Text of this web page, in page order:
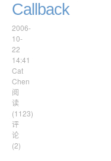
Callback
2006-
10-
22
14:41
Cat
Chen
阅
读
(1123)
评
论
(2)